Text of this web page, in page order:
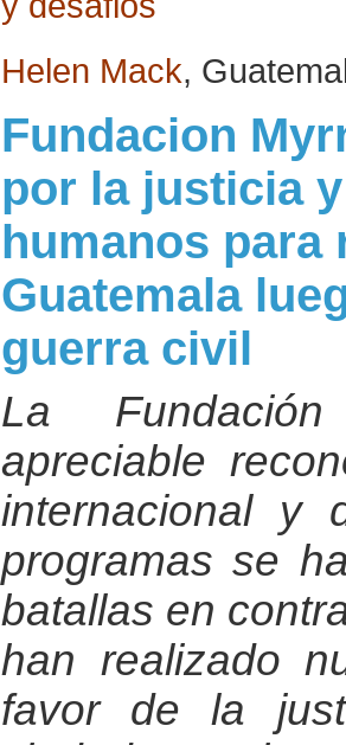
Helen Mack,
Fundacion
por la justicia
humanos para
Guatemala
guerra civil
La
apreciable
internacional y
programas se
batallas en
han realizado
favor de la